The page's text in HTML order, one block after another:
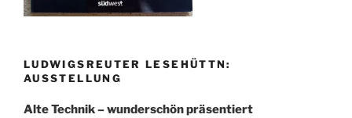
LUDWIGSREUTER LESEHÜTTN:
AUSSTELLUNG
Alte Technik – wunderschön präsentiert